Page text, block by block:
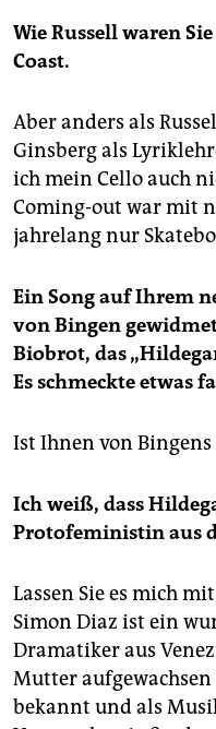
Wie Russell waren
Coast.
Aber anders als
Ginsberg als
ich mein Cello auch
Coming-out war mit
jahrelang nur
Ein Song auf Ihrem
von Bingen
Biobrot, das
Es schmeckte etwas
Ist Ihnen von
Ich weiß, dass
Protofeministin aus
Lassen Sie es mich
Simon Diaz ist ein
Dramatiker aus
Mutter
bekannt und als